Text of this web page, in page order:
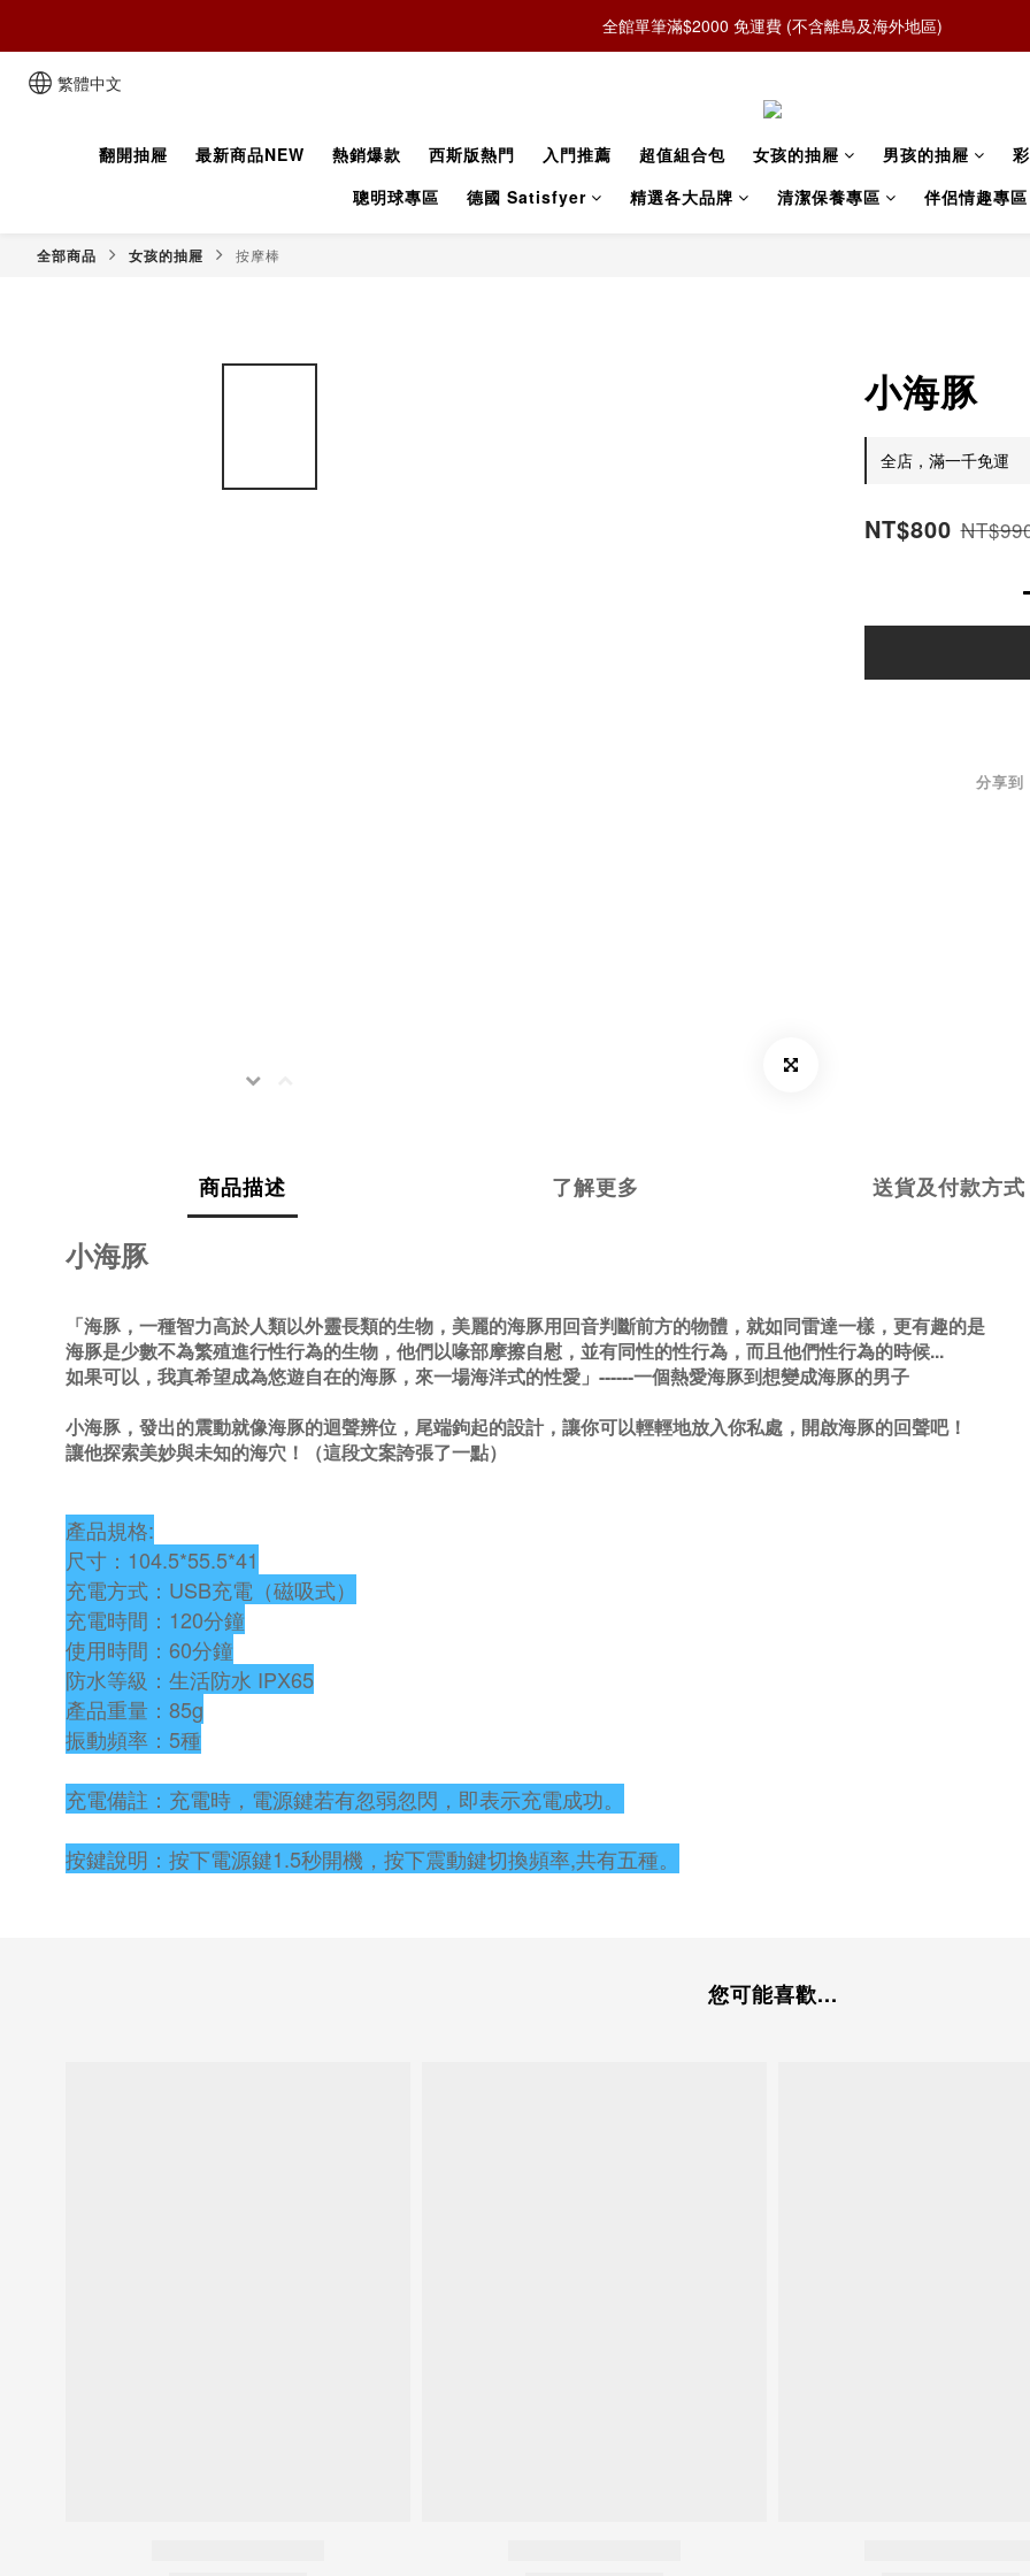
全館單筆滿$2000 免運費 (不含離島及海外地區)
繁體中文
翻開抽屜 最新商品NEW 熱銷爆款 西斯版熱門 入門推薦 超值組合包 女孩的抽屜 男孩的抽屜
聰明球專區
德國 Satisfyer 精選各大品牌 清潔保養專區 伴侶情趣專區
全部商品 女孩的抽屜 按摩棒
小海豚
全店，滿一千免運
NT$800
分享到
商品描述 了解更多 送貨及付款方式
小海豚
「海豚，一種智力高於人類以外靈長類的生物，美麗的海豚用回音判斷前方的物體，就如同雷達一樣，更有趣的是
海豚是少數不為繁殖進行性行為的生物，他們以喙部摩擦自慰，並有同性的性行為，而且他們性行為的時候...
如果可以，我真希望成為悠遊自在的海豚，來一場海洋式的性愛」------一個熱愛海豚到想變成海豚的男子
小海豚，發出的震動就像海豚的迴聲辨位，尾端鉤起的設計，讓你可以輕輕地放入你私處，開啟海豚的回聲吧！
讓他探索美妙與未知的海穴！（這段文案誇張了一點）
產品規格:
尺寸：104.5*55.5*41
充電方式：USB充電（磁吸式）
充電時間：120分鐘
使用時間：60分鐘
防水等級：生活防水 IPX65
產品重量：85g
振動頻率：5種
充電備註：充電時，電源鍵若有忽弱忽閃，即表示充電成功。
按鍵說明：按下電源鍵1.5秒開機，按下震動鍵切換頻率,共有五種。
您可能喜歡...